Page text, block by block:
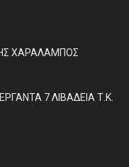
ΧΑΡΑΛΑΜΠΟΣ
7 ΛΙΒΑΔΕΙΑ Τ.Κ.